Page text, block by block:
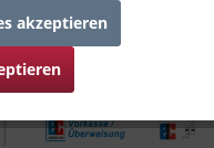
akzeptieren